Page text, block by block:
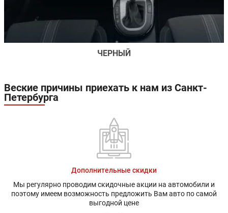
ЧЕРНЫЙ
Веские причины приехать к нам из Санкт-
Петербурга
Дополнительные скидки
Мы регулярно проводим скидочные акции на автомобили и
поэтому имеем возможность предложить Вам авто по самой
выгодной цене